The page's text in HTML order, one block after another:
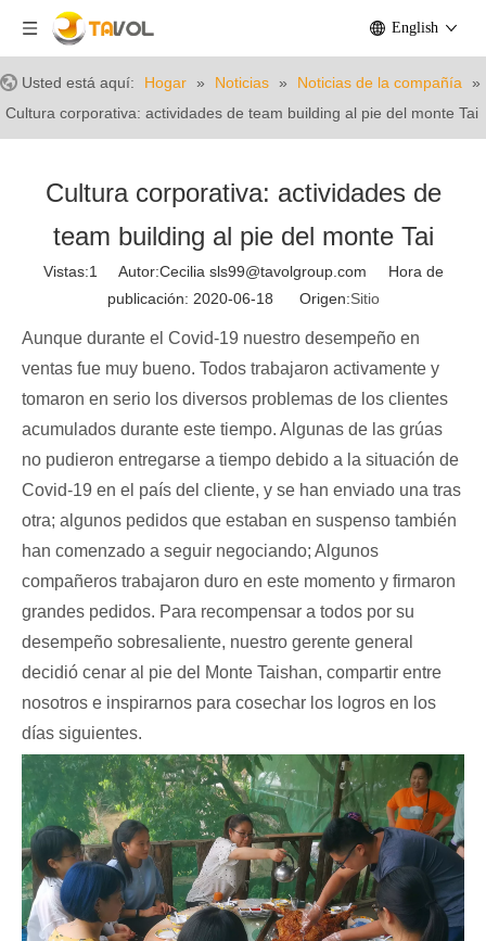
English
Usted está aquí: Hogar » Noticias » Noticias de la compañía
»
Cultura corporativa: actividades de team building al pie del monte Tai
Cultura corporativa: actividades de
team building al pie del monte Tai
Vistas:1
Autor:Cecilia sls99@tavolgroup.com Hora de
publicación: 2020-06-18 Origen:Sitio
Aunque durante el Covid-19 nuestro desempeño en
ventas fue muy bueno. Todos trabajaron activamente y
tomaron en serio los diversos problemas de los clientes
acumulados durante este tiempo. Algunas de las grúas
no pudieron entregarse a tiempo debido a la situación de
Covid-19 en el país del cliente, y se han enviado una tras
otra; algunos pedidos que estaban en suspenso también
han comenzado a seguir negociando; Algunos
compañeros trabajaron duro en este momento y firmaron
grandes pedidos. Para recompensar a todos por su
desempeño sobresaliente, nuestro gerente general
decidió cenar al pie del Monte Taishan, compartir entre
nosotros e inspirarnos para cosechar los logros en los
días siguientes.